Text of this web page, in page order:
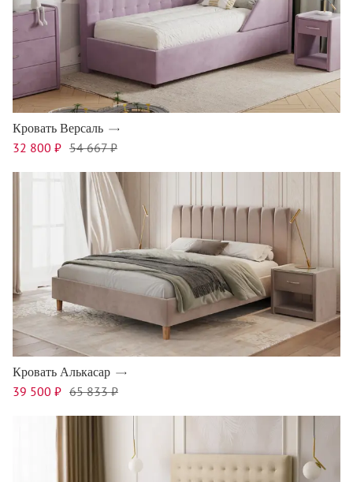
Кровать Версаль
32 800 ₽ 54 667 ₽
Кровать Алькасар
39 500 ₽ 65 833 ₽